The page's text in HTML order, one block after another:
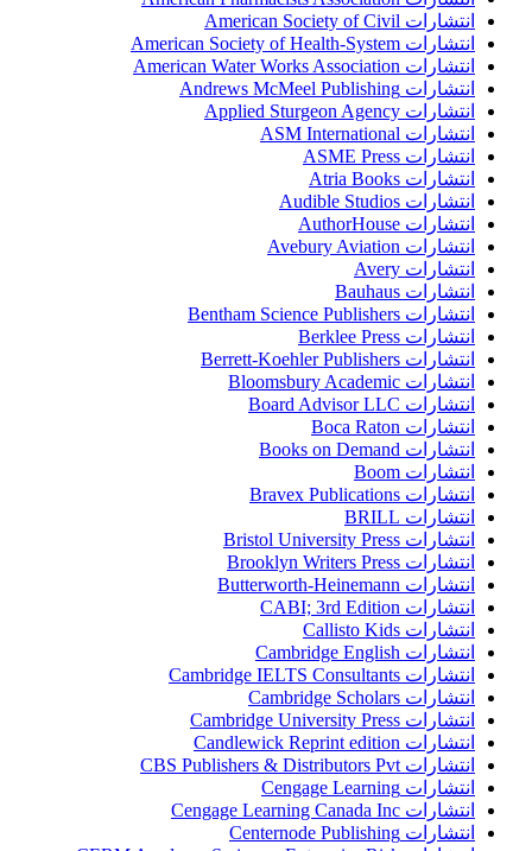
انتشارات American Society of Civil
انتشارات American Society of Health-System
انتشارات American Water Works Association
انتشارات Andrews McMeel Publishing
انتشارات Applied Sturgeon Agency
انتشارات ASM International
انتشارات ASME Press
انتشارات Atria Books
انتشارات Audible Studios
انتشارات AuthorHouse
انتشارات Avebury Aviation
انتشارات Avery
انتشارات Bauhaus
انتشارات Bentham Science Publishers
انتشارات Berklee Press
انتشارات Berrett-Koehler Publishers
انتشارات Bloomsbury Academic
انتشارات Board Advisor LLC
انتشارات Boca Raton
انتشارات Books on Demand
انتشارات Boom
انتشارات Bravex Publications
انتشارات BRILL
انتشارات Bristol University Press
انتشارات Brooklyn Writers Press
انتشارات Butterworth-Heinemann
انتشارات CABI; 3rd Edition
انتشارات Callisto Kids
انتشارات Cambridge English
انتشارات Cambridge IELTS Consultants
انتشارات Cambridge Scholars
انتشارات Cambridge University Press
انتشارات Candlewick Reprint edition
انتشارات CBS Publishers & Distributors Pvt
انتشارات Cengage Learning
انتشارات Cengage Learning Canada Inc
انتشارات Centernode Publishing